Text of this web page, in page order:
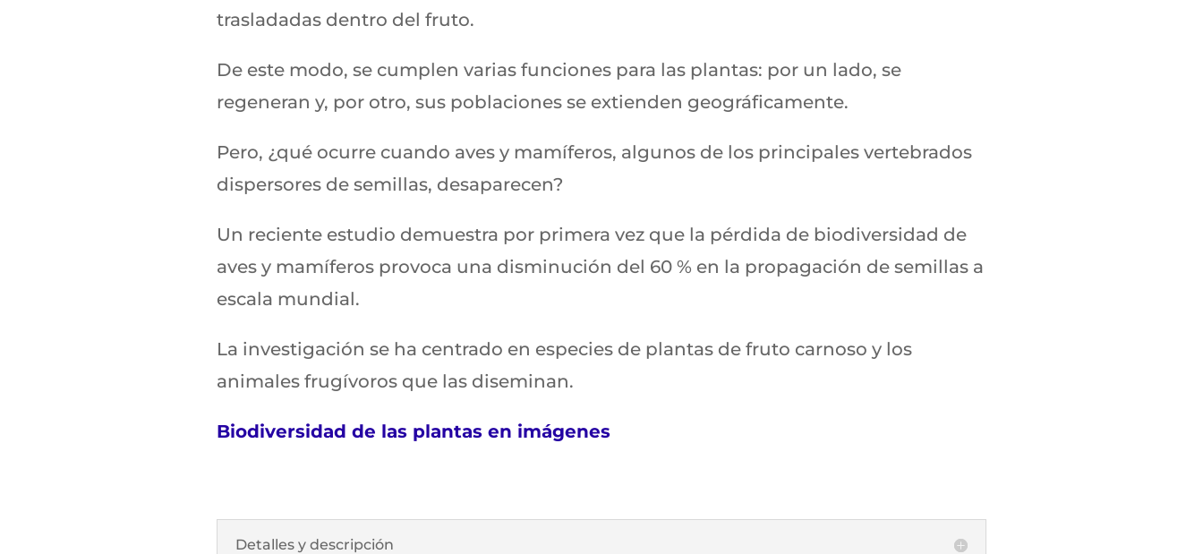
trasladadas dentro del fruto.
De este modo, se cumplen varias funciones para las plantas: por un lado, se
regeneran y, por otro, sus poblaciones se extienden geográficamente.
Pero, ¿qué ocurre cuando aves y mamíferos, algunos de los principales vertebrados
dispersores de semillas, desaparecen?
Un reciente estudio demuestra por primera vez que la pérdida de biodiversidad de
aves y mamíferos provoca una disminución del 60 % en la propagación de semillas a
escala mundial.
La investigación se ha centrado en especies de plantas de fruto carnoso y los
animales frugívoros que las diseminan.
Biodiversidad de las plantas en imágenes
Detalles y descripción